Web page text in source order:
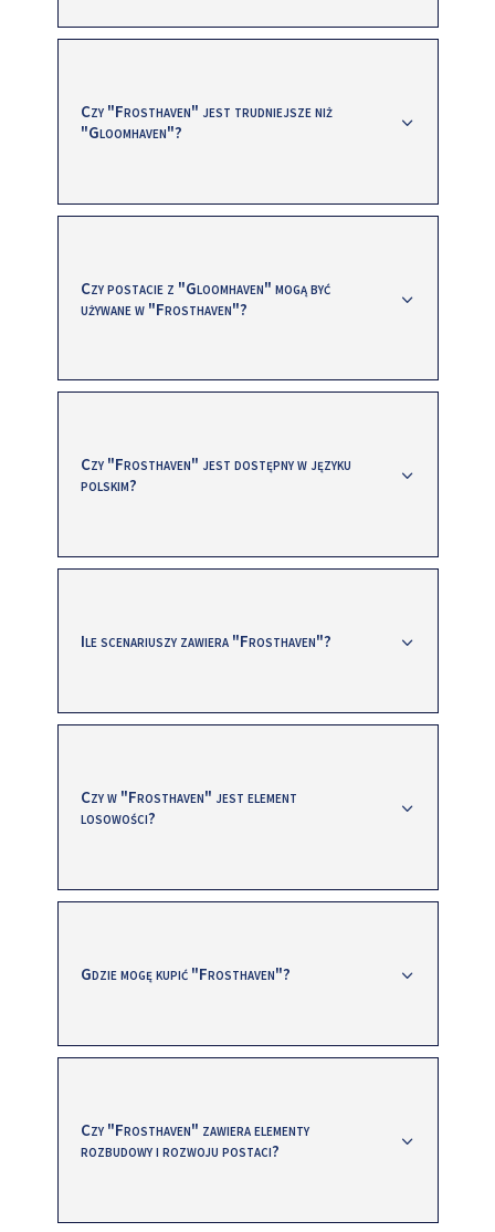
Czy "Frosthaven" jest trudniejsze niż
"Gloomhaven"?
Czy postacie z "Gloomhaven" mogą być
używane w "Frosthaven"?
Czy "Frosthaven" jest dostępny w języku
polskim?
Ile scenariuszy zawiera "Frosthaven"?
Czy w "Frosthaven" jest element
losowości?
Gdzie mogę kupić "Frosthaven"?
Czy "Frosthaven" zawiera elementy
rozbudowy i rozwoju postaci?